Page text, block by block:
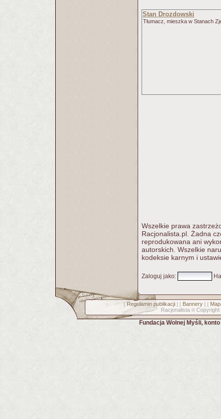
Stan Drozdowski
Tłumacz, mieszka w Stanach
Wszelkie prawa
Racjonalista.pl. Żadna
reprodukowana ani
autorskich. Wszelkie
kodeksie karnym i
Zaloguj jako:
[ Regulamin publikacji] [ Bannery] [
Racjonalista © Copyright
Fundacja Wolnej Myśli,